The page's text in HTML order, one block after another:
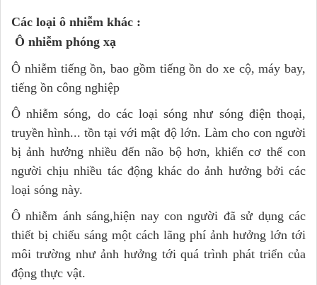
Các loại ô nhiễm khác :
Ô nhiễm phóng xạ
Ô nhiễm tiếng ồn, bao gồm tiếng ồn do xe cộ, máy bay,
tiếng ồn công nghiệp
Ô nhiễm sóng, do các loại sóng như sóng điện thoại,
truyền hình... tồn tại với mật độ lớn. Làm cho con người
bị ảnh hưởng nhiều đến não bộ hơn, khiến cơ thể con
người chịu nhiều tác động khác do ảnh hưởng bởi các
loại sóng này.
Ô nhiễm ánh sáng,hiện nay con người đã sử dụng các
thiết bị chiếu sáng một cách lãng phí ảnh hưởng lớn tới
môi trường như ảnh hưởng tới quá trình phát triển của
động thực vật.